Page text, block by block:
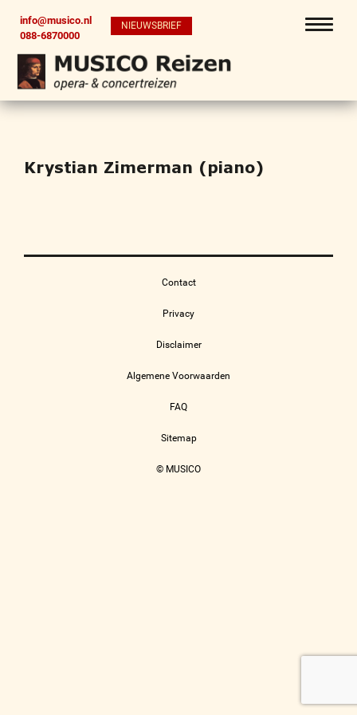
info@musico.nl
088-6870000
NIEUWSBRIEF
Krystian Zimerman (piano)
Contact
Privacy
Disclaimer
Algemene Voorwaarden
FAQ
Sitemap
© MUSICO